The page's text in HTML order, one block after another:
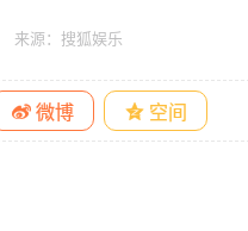
来源：搜狐娱乐